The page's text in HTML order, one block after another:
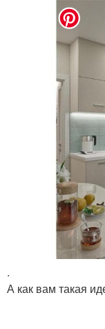
.
А как вам такая